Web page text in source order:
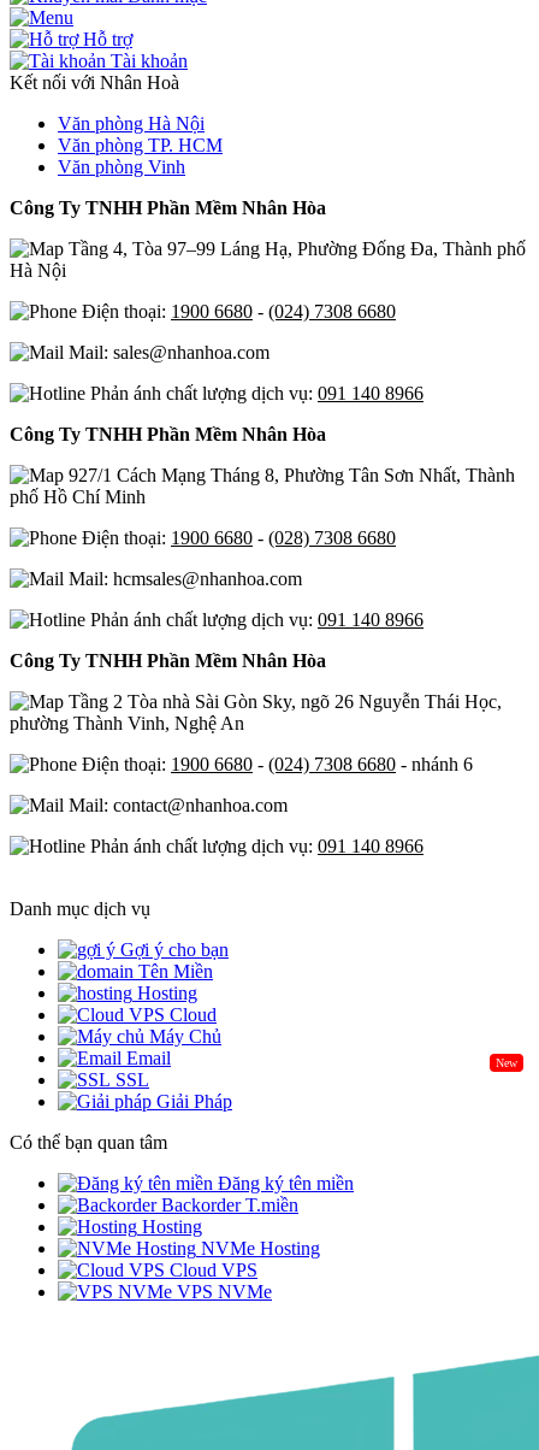
Hỗ trợ
Tài khoản
Kết nối với Nhân Hoà
Văn phòng Hà Nội
Văn phòng TP. HCM
Văn phòng Vinh
Công Ty TNHH Phần Mềm Nhân Hòa
Tầng 4, Tòa 97–99 Láng Hạ, Phường Đống Đa, Thành phố
Hà Nội
Điện thoại: 1900 6680 - (024) 7308 6680
Mail: sales@nhanhoa.com
Phản ánh chất lượng dịch vụ: 091 140 8966
Công Ty TNHH Phần Mềm Nhân Hòa
927/1 Cách Mạng Tháng 8, Phường Tân Sơn Nhất, Thành
phố Hồ Chí Minh
Điện thoại: 1900 6680 - (028) 7308 6680
Mail: hcmsales@nhanhoa.com
Phản ánh chất lượng dịch vụ: 091 140 8966
Công Ty TNHH Phần Mềm Nhân Hòa
Tầng 2 Tòa nhà Sài Gòn Sky, ngõ 26 Nguyễn Thái Học,
phường Thành Vinh, Nghệ An
Điện thoại: 1900 6680 - (024) 7308 6680 - nhánh 6
Mail: contact@nhanhoa.com
Phản ánh chất lượng dịch vụ: 091 140 8966
Danh mục dịch vụ
Gợi ý cho bạn
Tên Miền
Hosting
Cloud
Máy Chủ
New
Email
SSL
Giải Pháp
Có thể bạn quan tâm
Đăng ký tên miền
Backorder T.miền
Hosting
NVMe Hosting
Cloud VPS
VPS NVMe